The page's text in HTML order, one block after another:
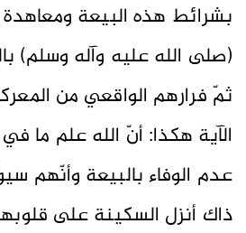
بشرائط هذه البيعة ومعاهدة
(صلى الله عليه وآله وسلم)
ثمّ فرارهم الواقعي من
الآية هكذا: أنّ الله علم
عدم الوفاء بالبيعة وأنّهم
ذاك أنزل السكينة على